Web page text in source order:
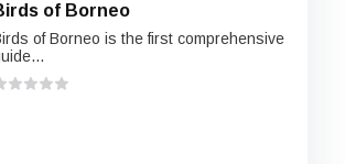
of Borneo
of Borneo is the first comprehensive